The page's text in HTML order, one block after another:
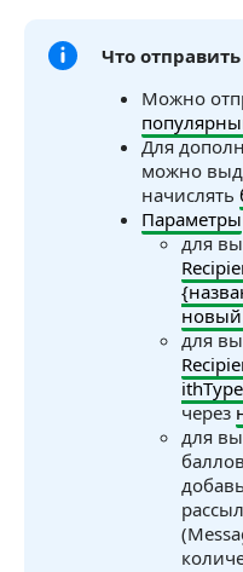
Что
Можно
Для
можно
начислять
Параметры
для
новый
для
через
для